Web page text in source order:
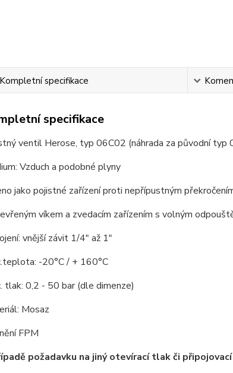
Kompletní specifikace
specifikace
ventil Herose, typ 06C02 (náhrada za původní typ
Vzduch a podobné plyny
jako pojistné zařízení proti nepřípustným
víkem a zvedacím zařízením s volným
vnější závit 1/4" až 1"
-20°C / + 160°C
tlak: 0,2 - 50 bar (dle dimenze)
Mosaz
FPM
požadavku na jiný otevírací tlak či